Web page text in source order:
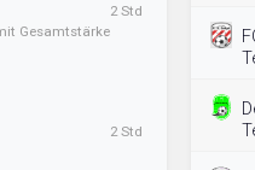
Gesamtstärke
2 Std
2 Std